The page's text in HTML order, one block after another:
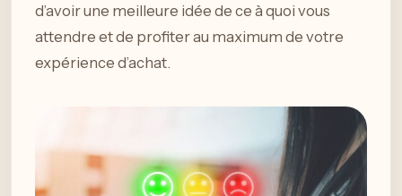
d’avoir une meilleure idée de ce à quoi vous
attendre et de profiter au maximum de votre
expérience d’achat.